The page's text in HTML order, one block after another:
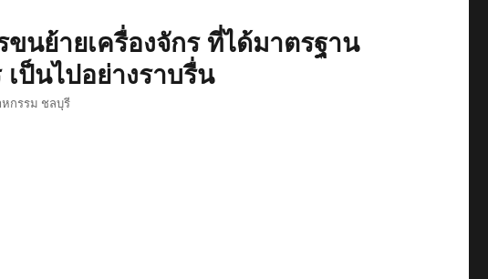
นย้ายเครื่องจักร ที่ได้มาตรฐาน
ป็นไปอย่างราบรื่น
หกรรม ชลบุรี